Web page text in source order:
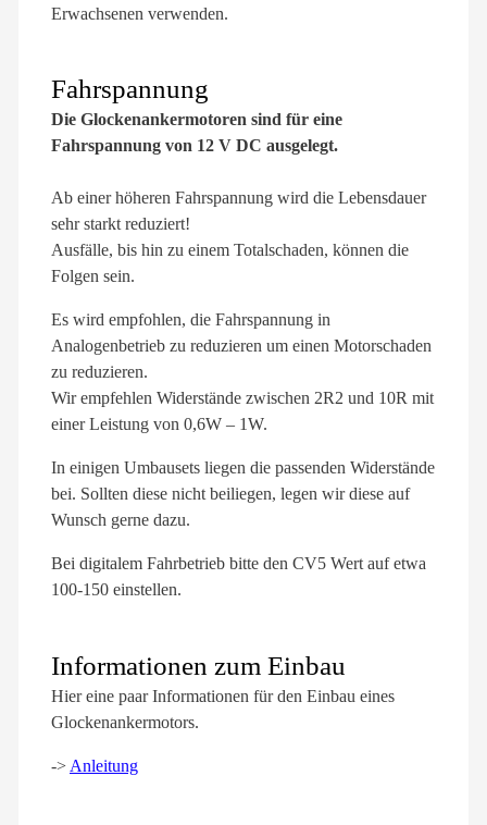
Erwachsenen verwenden.
Fahrspannung
Die Glockenankermotoren sind für eine
Fahrspannung von 12 V DC ausgelegt.
Ab einer höheren Fahrspannung wird die Lebensdauer
sehr starkt reduziert!
Ausfälle, bis hin zu einem Totalschaden, können die
Folgen sein.
Es wird empfohlen, die Fahrspannung in
Analogenbetrieb zu reduzieren um einen Motorschaden
zu reduzieren.
Wir empfehlen Widerstände zwischen 2R2 und 10R mit
einer Leistung von 0,6W – 1W.
In einigen Umbausets liegen die passenden Widerstände
bei. Sollten diese nicht beiliegen, legen wir diese auf
Wunsch gerne dazu.
Bei digitalem Fahrbetrieb bitte den CV5 Wert auf etwa
100-150 einstellen.
Informationen zum Einbau
Hier eine paar Informationen für den Einbau eines
Glockenankermotors.
-> Anleitung